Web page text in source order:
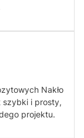
Nakło
szybki i prosty,
projektu.